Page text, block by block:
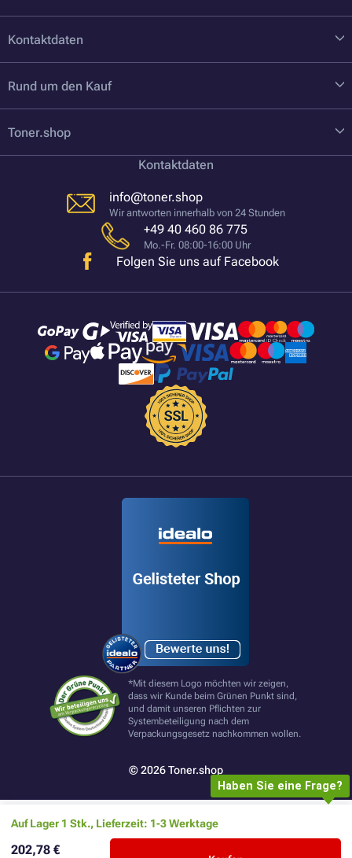
Auf Lager 1 Stk., Lieferzeit: 1-3 Werktage
202,78 €
Kontaktdaten
Rund um den Kauf
Toner.shop
Kontaktdaten
info@toner.shop
Wir antworten innerhalb von 24 Stunden
+49 40 460 86 775
Mo.-Fr. 08:00-16:00 Uhr
Folgen Sie uns auf Facebook
*Mit diesem Logo möchten wir zeigen,
dass wir Kunde beim Grünen Punkt sind,
und damit unseren Pflichten zur
Systembeteiligung nach dem
Verpackungsgesetz nachkommen wollen.
© 2026 Toner.shop
Haben Sie eine Frage?